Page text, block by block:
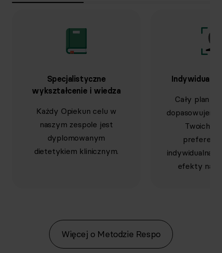
Specjalistyczne
wykształcenie i wiedza
Każdy Opiekun celu w
naszym zespole jest
dyplomowanym
dietetykiem klinicznym.
Cały plan
Twoich
indywidualna
efekty na
Więcej o Metodzie Respo